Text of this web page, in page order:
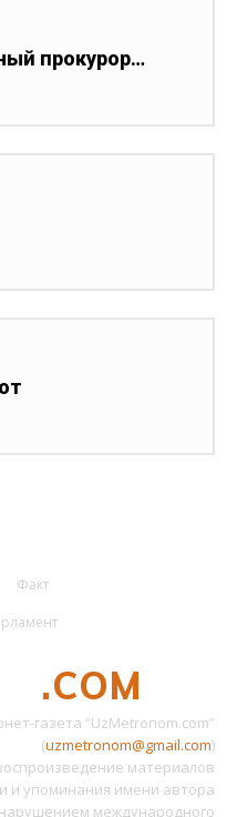
прокурор…
Факт
.COM
газета “UzMetronom.com”
(uzmetronom@gmail.com)
материалов
и упоминания имени автора
международного